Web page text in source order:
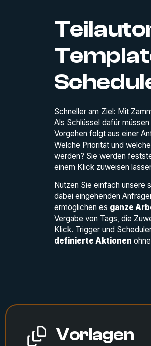
Schneller am Ziel: Mit
Als Schlüssel dafür
Vorgehen folgt aus einer
Welche Priorität und
werden? Sie werden
einem Klick zuweisen
Nutzen Sie einfach unsere
dabei eingehenden
ermöglichen es ganze
Vergabe von Tags, die
Klick. Trigger und
definierte Aktionen
Vorlagen